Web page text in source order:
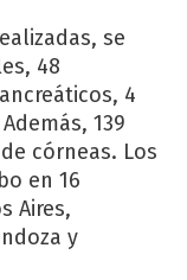
se
48
4
139
córneas. Los
en 16
Aires,
y